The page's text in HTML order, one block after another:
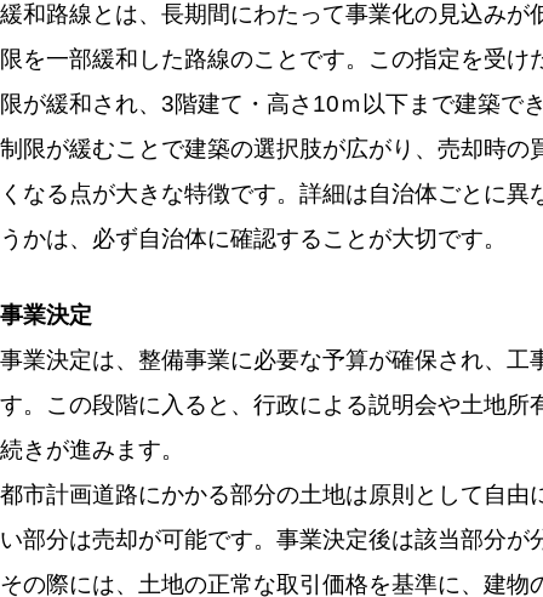
緩和路線とは、長期間にわたって事業化の見込み
限を一部緩和した路線のことです。この指定を受
限が緩和され、3階建て・高さ10ｍ以下まで建築で
制限が緩むことで建築の選択肢が広がり、売却時
くなる点が大きな特徴です。詳細は自治体ごとに
うかは、必ず自治体に確認することが大切です。
事業決定
事業決定は、整備事業に必要な予算が確保され、
す。この段階に入ると、行政による説明会や土地
続きが進みます。
都市計画道路にかかる部分の土地は原則として自
い部分は売却が可能です。事業決定後は該当部分
その際には、土地の正常な取引価格を基準に、建